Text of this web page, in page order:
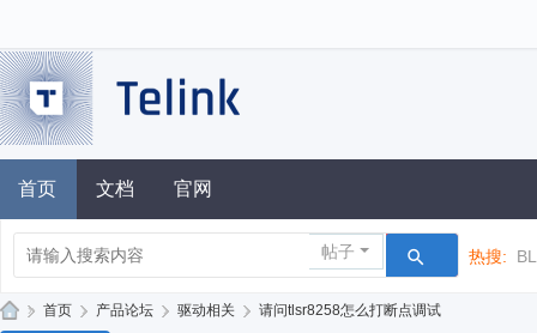
首页 文档 官网
帖子 热搜:
» 首页 › 产品论坛 › 驱动相关 › 请问tlsr8258怎么打断点调试